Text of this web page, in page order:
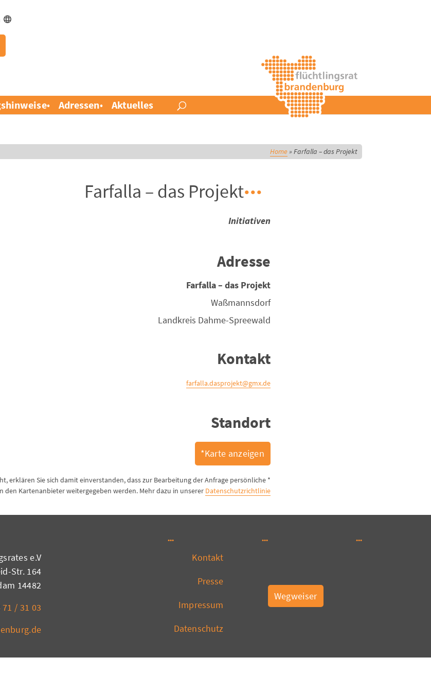
Aktuelles
Adressen
Home»Farfalla – das Projekt
Farfalla – das Projekt
Initiativen
Adresse
Farfalla – das Projekt
Waßmannsdorf
Landkreis Dahme-Spreewald
Kontakt
farfalla.dasprojekt@gmx.de
Standort
Karte anzeigen*
erklären Sie sich damit einverstanden, dass zur Bearbeitung der Anfrage persönliche
den Kartenanbieter weitergegeben werden. Mehr dazu in unserer Datenschutzrichtlinie
e.V.
Str. 164
14482 Potsdam
03 31 / 71 64 99
Kontakt
Presse
Impressum
Datenschutz
Wegweiser